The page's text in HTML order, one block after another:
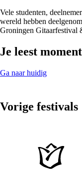
Vele studenten,
wereld hebben
Groningen Gitaarfestival
Je leest
Ga naar huidig
Vorige festivals